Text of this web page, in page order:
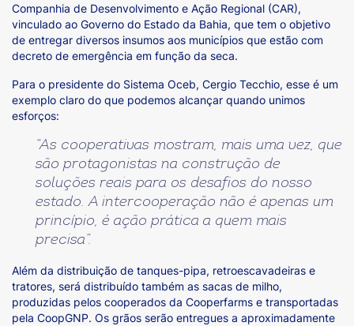
Companhia de Desenvolvimento e Ação Regional (CAR),
vinculado ao Governo do Estado da Bahia, que tem o objetivo
de entregar diversos insumos aos municípios que estão com
decreto de emergência em função da seca.
Para o presidente do Sistema Oceb, Cergio Tecchio, esse é um
exemplo claro do que podemos alcançar quando unimos
esforços:
“As cooperativas mostram, mais uma vez, que
são protagonistas na construção de
soluções reais para os desafios do nosso
estado. A intercooperação não é apenas um
princípio, é ação prática a quem mais
precisa”.
Além da distribuição de tanques-pipa, retroescavadeiras e
tratores, será distribuído também as sacas de milho,
produzidas pelos cooperados da Cooperfarms e transportadas
pela CoopGNP. Os grãos serão entregues a aproximadamente